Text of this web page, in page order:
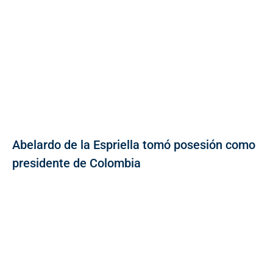
Abelardo de la Espriella tomó posesión como
presidente de Colombia